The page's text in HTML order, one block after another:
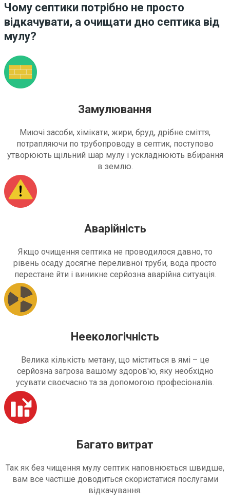
Чому септики потрібно не просто
відкачувати, а очищати дно септика від
мулу?
Замулювання
Миючі засоби, хімікати, жири, бруд, дрібне сміття,
потрапляючи по трубопроводу в септик, поступово
утворюють щільний шар мулу і ускладнюють вбирання
в землю.
Аварійність
Якщо очищення септика не проводилося давно, то
рівень осаду досягне переливної труби, вода просто
перестане йти і виникне серйозна аварійна ситуація.
Неекологічність
Велика кількість метану, що міститься в ямі – це
серйозна загроза вашому здоров'ю, яку необхідно
усувати своєчасно та за допомогою професіоналів.
Багато витрат
Так як без чищення мулу септик наповнюється швидше,
вам все частіше доводиться скористатися послугами
відкачування.